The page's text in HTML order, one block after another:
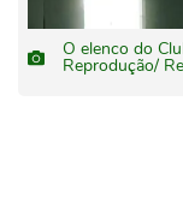
O elenco do
Reprodução/